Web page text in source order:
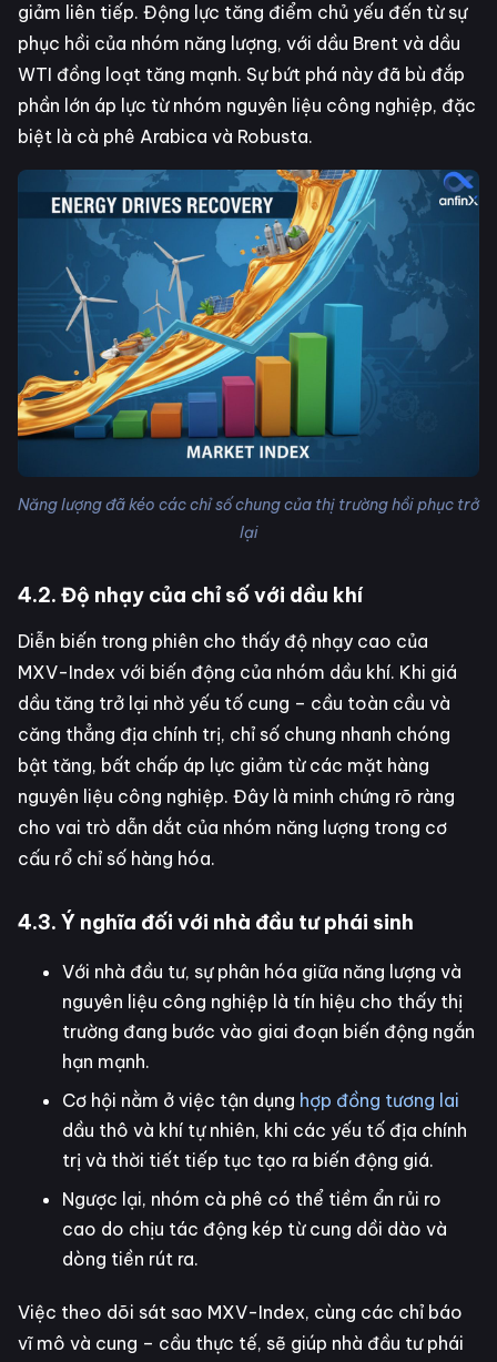
giảm liên tiếp. Động lực tăng điểm chủ yếu đến từ sự
phục hồi của nhóm năng lượng, với dầu Brent và dầu
WTI đồng loạt tăng mạnh. Sự bứt phá này đã bù đắp
phần lớn áp lực từ nhóm nguyên liệu công nghiệp, đặc
biệt là cà phê Arabica và Robusta.
Năng lượng đã kéo các chỉ số chung của thị trường hồi phục trở
lại
4.2. Độ nhạy của chỉ số với dầu khí
Diễn biến trong phiên cho thấy độ nhạy cao của
MXV-Index với biến động của nhóm dầu khí. Khi giá
dầu tăng trở lại nhờ yếu tố cung – cầu toàn cầu và
căng thẳng địa chính trị, chỉ số chung nhanh chóng
bật tăng, bất chấp áp lực giảm từ các mặt hàng
nguyên liệu công nghiệp. Đây là minh chứng rõ ràng
cho vai trò dẫn dắt của nhóm năng lượng trong cơ
cấu rổ chỉ số hàng hóa.
4.3. Ý nghĩa đối với nhà đầu tư phái sinh
Với nhà đầu tư, sự phân hóa giữa năng lượng và
nguyên liệu công nghiệp là tín hiệu cho thấy thị
trường đang bước vào giai đoạn biến động ngắn
hạn mạnh.
Cơ hội nằm ở việc tận dụng hợp đồng tương lai
dầu thô và khí tự nhiên, khi các yếu tố địa chính
trị và thời tiết tiếp tục tạo ra biến động giá.
Ngược lại, nhóm cà phê có thể tiềm ẩn rủi ro
cao do chịu tác động kép từ cung dồi dào và
dòng tiền rút ra.
Việc theo dõi sát sao MXV-Index, cùng các chỉ báo
vĩ mô và cung – cầu thực tế, sẽ giúp nhà đầu tư phái